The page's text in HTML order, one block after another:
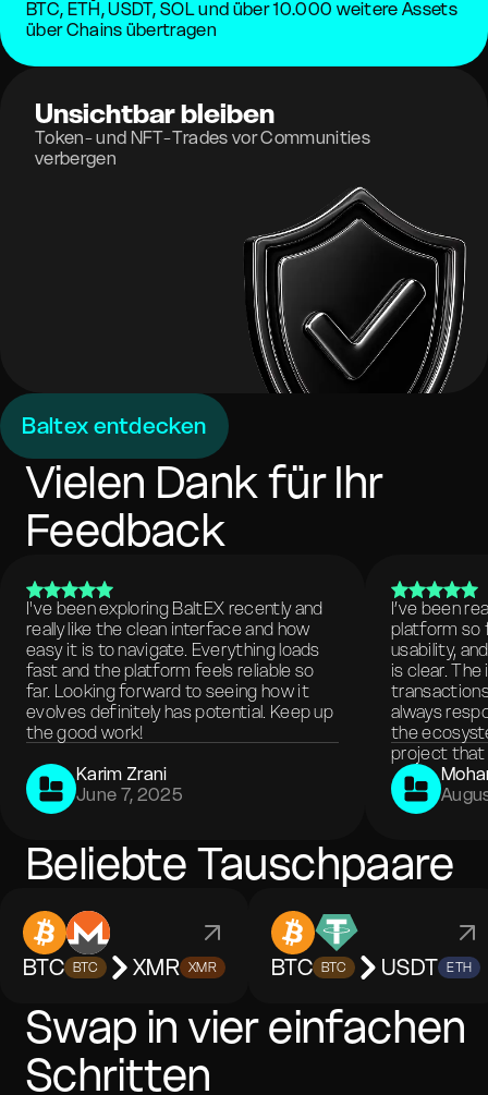
BTC, ETH, USDT, SOL und über 10.000 weitere Assets
über Chains übertragen
Unsichtbar bleiben
Token- und NFT-Trades vor Communities
verbergen
Baltex entdecken
Vielen Dank für Ihr
Feedback
I've been exploring BaltEX recently and
really like the clean interface and how
easy it is to navigate. Everything loads
fast and the platform feels reliable so
far. Looking forward to seeing how it
evolves definitely has potential. Keep up
the good work!
Karim Zrani
June 7, 2025
I’ve been
platform so
usability,
is clear.
always
the
project that
Beliebte Tauschpaare
BTC BTC XMR XMR BTC BTC USDT ETH
Swap in vier einfachen
Schritten